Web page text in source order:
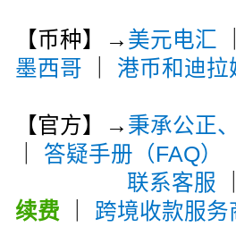
【币种】→ 美元电汇
墨西哥
港币和迪拉
【官方】→ 秉承公正
答疑手册（FAQ）
联系客服
续费
跨境收款服务